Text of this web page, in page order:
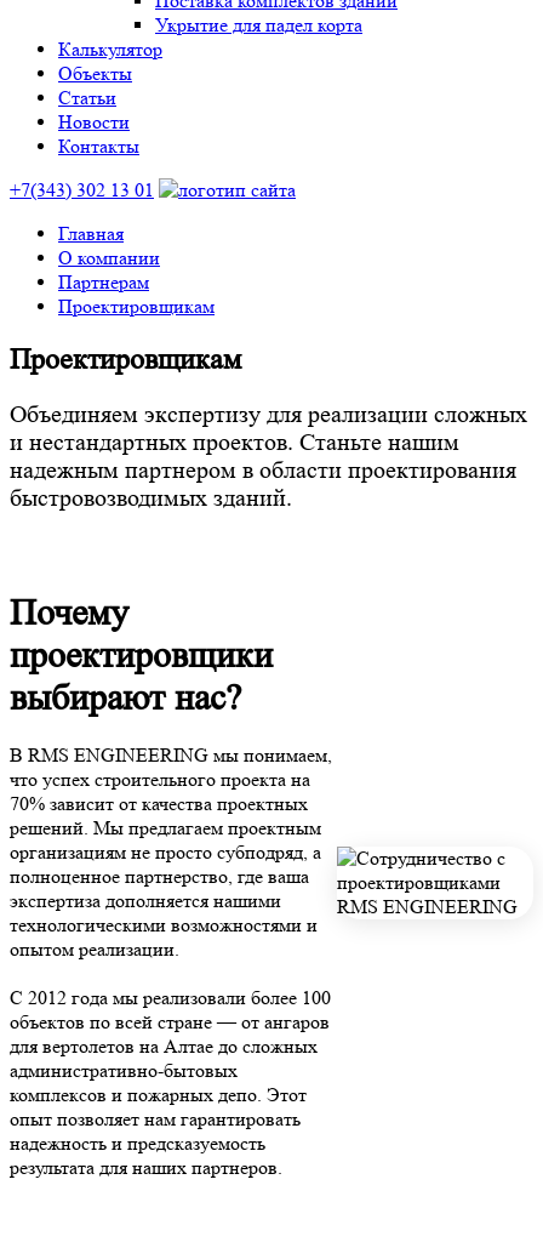
Укрытие для падел корта
Калькулятор
Объекты
Статьи
Новости
Контакты
+7(343) 302 13 01
Главная
О компании
Партнерам
Проектировщикам
Проектировщикам
Объединяем экспертизу для реализации сложных
и нестандартных проектов. Станьте нашим
надежным партнером в области проектирования
быстровозводимых зданий.
Почему
проектировщики
выбирают нас?
В RMS ENGINEERING мы понимаем,
что успех строительного проекта на
70% зависит от качества проектных
решений. Мы предлагаем проектным
организациям не просто субподряд, а
полноценное партнерство, где ваша
экспертиза дополняется нашими
технологическими возможностями и
опытом реализации.
С 2012 года мы реализовали более 100
объектов по всей стране — от ангаров
для вертолетов на Алтае до сложных
административно-бытовых
комплексов и пожарных депо. Этот
опыт позволяет нам гарантировать
надежность и предсказуемость
результата для наших партнеров.